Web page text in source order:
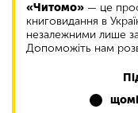
«Читомо» — це
книговидання в
незалежними лише
Допоможіть нам